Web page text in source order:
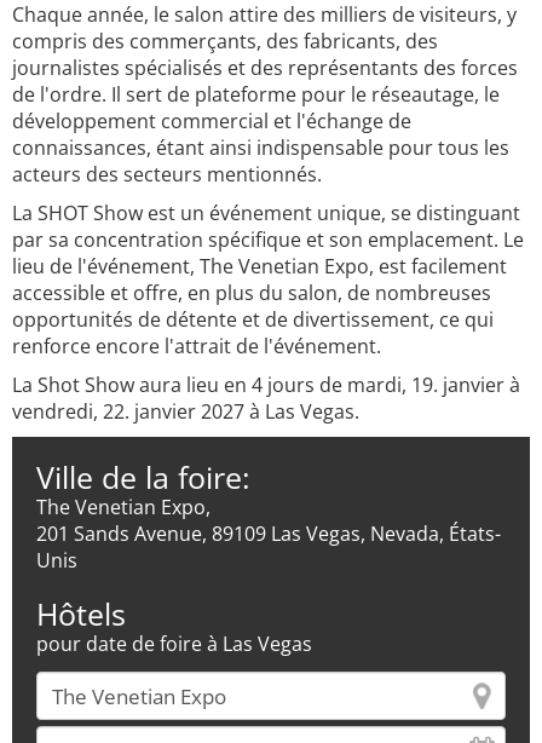
Chaque année, le salon attire des milliers de visiteurs, y
compris des commerçants, des fabricants, des
journalistes spécialisés et des représentants des forces
de l'ordre. Il sert de plateforme pour le réseautage, le
développement commercial et l'échange de
connaissances, étant ainsi indispensable pour tous les
acteurs des secteurs mentionnés.
La SHOT Show est un événement unique, se distinguant
par sa concentration spécifique et son emplacement. Le
lieu de l'événement, The Venetian Expo, est facilement
accessible et offre, en plus du salon, de nombreuses
opportunités de détente et de divertissement, ce qui
renforce encore l'attrait de l'événement.
La Shot Show aura lieu en 4 jours de mardi, 19. janvier à
vendredi, 22. janvier 2027 à Las Vegas.
Ville de la foire:
The Venetian Expo,
201 Sands Avenue, 89109 Las Vegas, Nevada, États-
Unis
Hôtels
pour date de foire à Las Vegas